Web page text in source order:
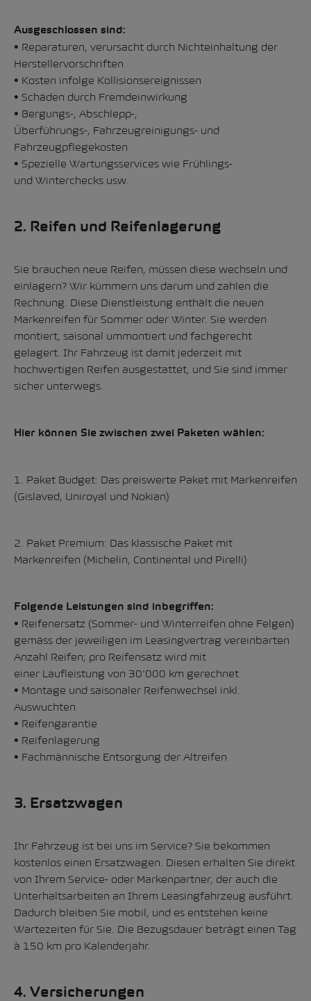
Ausgeschlossen sind:
• Reparaturen, verursacht durch Nichteinhaltung der
Herstellervorschriften
• Kosten infolge Kollisionsereignissen
• Schäden durch Fremdeinwirkung
• Bergungs-, Abschlepp-,
Überführungs-, Fahrzeugreinigungs- und
Fahrzeugpflegekosten
• Spezielle Wartungsservices wie Frühlings-
und Winterchecks usw.
2. Reifen und Reifenlagerung
Sie brauchen neue Reifen, müssen diese wechseln und
einlagern? Wir kümmern uns darum und zahlen die
Rechnung. Diese Dienstleistung enthält die neuen
Markenreifen für Sommer oder Winter. Sie werden
montiert, saisonal ummontiert und fachgerecht
gelagert. Ihr Fahrzeug ist damit jederzeit mit
hochwertigen Reifen ausgestattet, und Sie sind immer
sicher unterwegs.
Hier können Sie zwischen zwei Paketen wählen:
1. Paket Budget: Das preiswerte Paket mit Markenreifen
(Gislaved, Uniroyal und Nokian)
2. Paket Premium: Das klassische Paket mit
Markenreifen (Michelin, Continental und Pirelli)
Folgende Leistungen sind inbegriffen:
• Reifenersatz (Sommer- und Winterreifen ohne Felgen)
gemäss der jeweiligen im Leasingvertrag vereinbarten
Anzahl Reifen; pro Reifensatz wird mit
einer Laufleistung von 30’000 km gerechnet
• Montage und saisonaler Reifenwechsel inkl.
Auswuchten
• Reifengarantie
• Reifenlagerung
• Fachmännische Entsorgung der Altreifen
3. Ersatzwagen
Ihr Fahrzeug ist bei uns im Service? Sie bekommen
kostenlos einen Ersatzwagen. Diesen erhalten Sie direkt
von Ihrem Service- oder Markenpartner, der auch die
Unterhaltsarbeiten an Ihrem Leasingfahrzeug ausführt.
Dadurch bleiben Sie mobil, und es entstehen keine
Wartezeiten für Sie. Die Bezugsdauer beträgt einen Tag
à 150 km pro Kalenderjahr.
4. Versicherungen